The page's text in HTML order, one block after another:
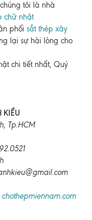
tôi là nhà
chữ nhật
phối sắt thép xây
lại sự hài lòng cho
chi tiết nhất, Quý
KIỀU
Tp.HCM
chothepmiennam.com